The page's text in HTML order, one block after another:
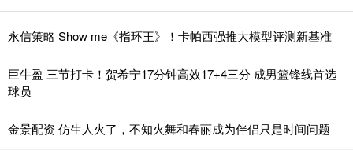
永信策略 Show me《指环王》！卡帕西强推大模型评测新基准
巨牛盈 三节打卡！贺希宁17分钟高效17+4三分 成男篮锋线首选
球员
金景配资 仿生人火了，不知火舞和春丽成为伴侣只是时间问题